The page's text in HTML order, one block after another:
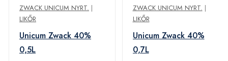
ZWACK UNICUM NYRT. |
LIKŐR
Unicum Zwack 40%
0,5L
ZWACK UNICUM NYRT. |
LIKŐR
Unicum Zwack 40%
0,7L